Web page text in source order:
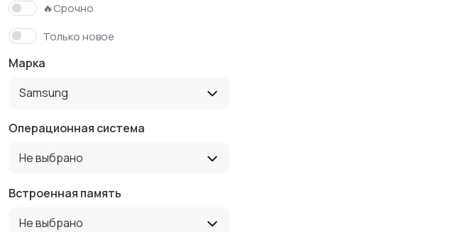
🔥Срочно
Только новое
Марка
Samsung
Операционная система
Не выбрано
Встроенная память
Не выбрано